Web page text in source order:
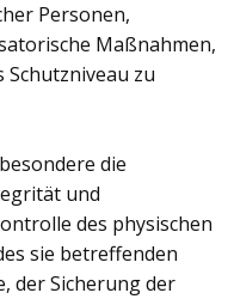
Personen,
Maßnahmen,
Schutzniveau zu
die
und
des physischen
sie betreffenden
der Sicherung der